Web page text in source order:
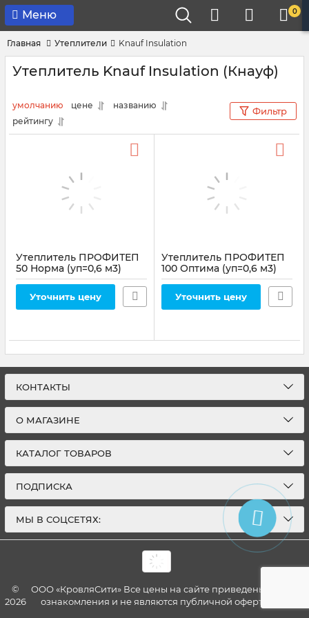
Меню 0
Главная Утеплители Knauf Insulation
Утеплитель Knauf Insulation (Кнауф)
умолчанию цене
названию
рейтингу
Фильтр
Утеплитель ПРОФИТЕП
50 Норма (уп=0,6 м3)
Уточнить цену
Утеплитель ПРОФИТЕП
100 Оптима (уп=0,6 м3)
Уточнить цену
КОНТАКТЫ
О МАГАЗИНЕ
КАТАЛОГ ТОВАРОВ
ПОДПИСКА
МЫ В СОЦСЕТЯХ:
©
2026
ООО «КровляСити» Все цены на сайте приведены для
ознакомления и не являются публичной офертой